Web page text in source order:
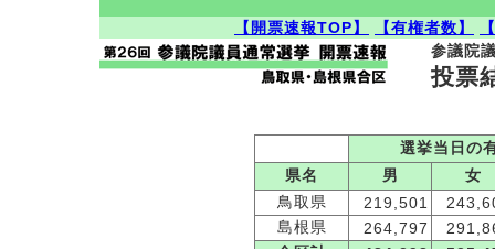
【開票速報TOP】 【有権者数】
参議院
投票
選挙当日の
県名
男
女
鳥取県
219,501
島根県
264,797